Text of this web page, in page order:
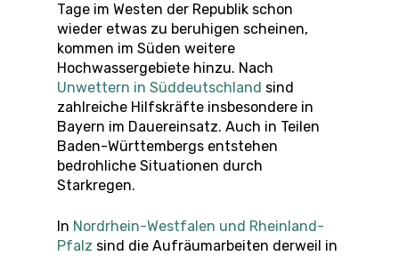
Tage im Westen der Republik schon
wieder etwas zu beruhigen scheinen,
kommen im Süden weitere
Hochwassergebiete hinzu. Nach
Unwettern in Süddeutschland sind
zahlreiche Hilfskräfte insbesondere in
Bayern im Dauereinsatz. Auch in Teilen
Baden-Württembergs entstehen
bedrohliche Situationen durch
Starkregen.
In Nordrhein-Westfalen und Rheinland-
Pfalz sind die Aufräumarbeiten derweil in